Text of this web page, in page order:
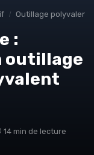
Outillage polyvalent
:
outillage
14 min de lecture